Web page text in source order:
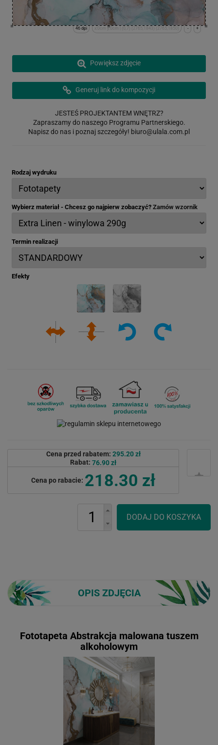
+
-
x:0cm y:0cm | (0,7) (2765,1843) (2765,1850)
46 dpi
Powiększ zdjęcie
Generuj link do kompozycji
JESTEŚ PROJEKTANTEM WNĘTRZ?
Zapraszamy do naszego Programu Partnerskiego.
Napisz do nas i poznaj szczegóły! biuro@ulala.com.pl
Rodzaj wydruku
Wybierz materiał - Chcesz go najpierw zobaczyć? Zamów wzornik
Termin realizacji
Efekty
Cena przed rabatem: 295.20 zł
Rabat: 76.90 zł
Cena po rabacie: 218.30 zł
OPIS ZDJĘCIA
Fototapeta Abstrakcja malowana tuszem
alkoholowym